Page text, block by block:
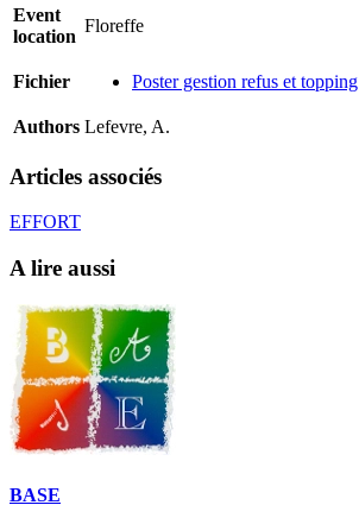
Event
location
Floreffe
Fichier Poster gestion refus et topping
Authors Lefevre, A.
Articles associés
EFFORT
A lire aussi
BASE